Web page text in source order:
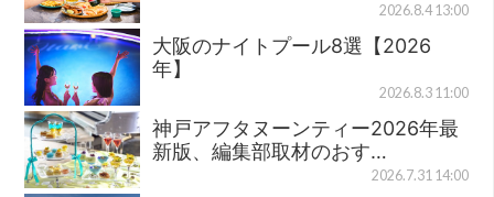
2026.8.4 13:00
大阪のナイトプール8選【2026
年】
2026.8.3 11:00
神戸アフタヌーンティー2026年最
新版、編集部取材のおす…
2026.7.31 14:00